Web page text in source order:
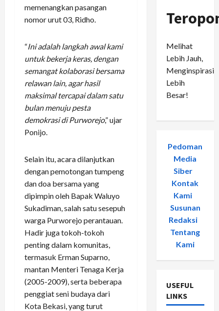
memenangkan pasangan
nomor urut 03, Ridho.
“Ini adalah langkah awal kami
untuk bekerja keras, dengan
semangat kolaborasi bersama
relawan lain, agar hasil
maksimal tercapai dalam satu
bulan menuju pesta
demokrasi di Purworejo,” ujar
Ponijo.
Selain itu, acara dilanjutkan
dengan pemotongan tumpeng
dan doa bersama yang
dipimpin oleh Bapak Waluyo
Sukadiman, salah satu sesepuh
warga Purworejo perantauan.
Hadir juga tokoh-tokoh
penting dalam komunitas,
termasuk Erman Suparno,
mantan Menteri Tenaga Kerja
(2005-2009), serta beberapa
penggiat seni budaya dari
Kota Bekasi, yang turut
Melihat
Lebih Jauh,
Menginspirasi
Lebih
Besar!
Pedoman
Media
Siber-
Kontak
Kami
Susunan
Redaksi-
Tentang
Kami
USEFUL
LINKS